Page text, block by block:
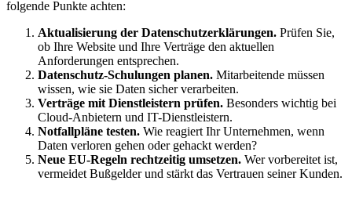
folgende Punkte achten:
Aktualisierung der Datenschutzerklärungen. Prüfen Sie,
ob Ihre Website und Ihre Verträge den aktuellen
Anforderungen entsprechen.
Datenschutz-Schulungen planen. Mitarbeitende müssen
wissen, wie sie Daten sicher verarbeiten.
Verträge mit Dienstleistern prüfen. Besonders wichtig bei
Cloud-Anbietern und IT-Dienstleistern.
Notfallpläne testen. Wie reagiert Ihr Unternehmen, wenn
Daten verloren gehen oder gehackt werden?
Neue EU-Regeln rechtzeitig umsetzen. Wer vorbereitet ist,
vermeidet Bußgelder und stärkt das Vertrauen seiner Kunden.